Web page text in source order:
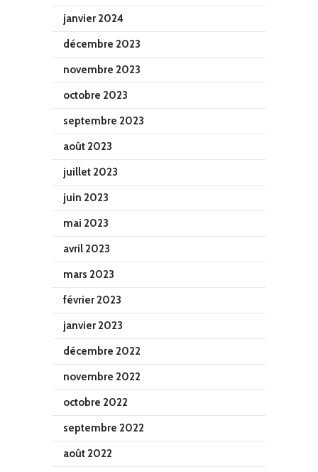
janvier 2024
décembre 2023
novembre 2023
octobre 2023
septembre 2023
août 2023
juillet 2023
juin 2023
mai 2023
avril 2023
mars 2023
février 2023
janvier 2023
décembre 2022
novembre 2022
octobre 2022
septembre 2022
août 2022